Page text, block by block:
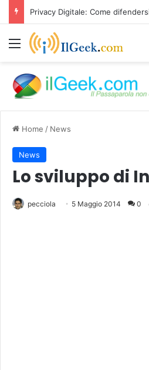
Menu
Home / News
News
Lo sviluppo di
pecciola 5 Maggio 2014 0